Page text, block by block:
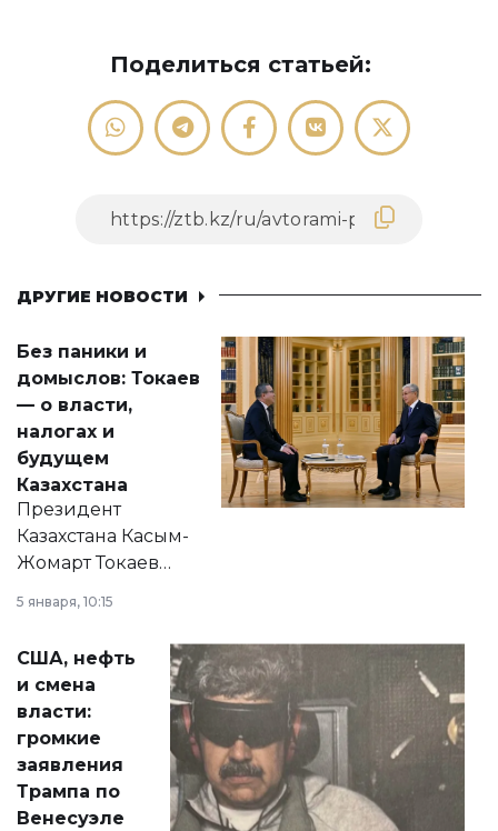
Поделиться статьей:
ДРУГИЕ НОВОСТИ
Без паники и
домыслов: Токаев
— о власти,
налогах и
будущем
Казахстана
Президент
Казахстана Касым-
Жомарт Токаев
сразу несколько
актуальных тем —
от слухов о
политических
реформах до
вопросов армии,
экономики и
личного здоровья.
5 января, 10:15
США, нефть
и смена
власти:
громкие
заявления
Трампа по
Венесуэле